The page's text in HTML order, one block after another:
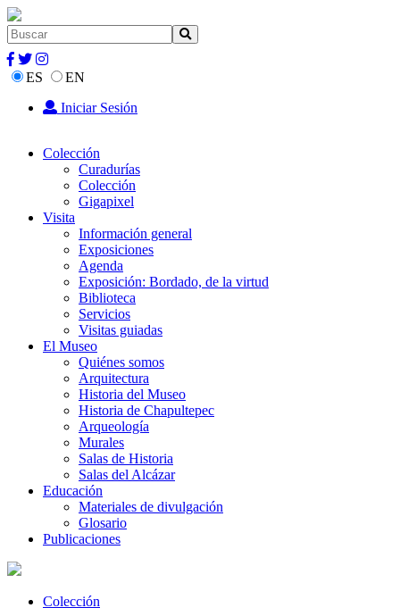
ES
EN
Iniciar Sesión
Colección
Curadurías
Colección
Gigapixel
Visita
Información general
Exposiciones
Agenda
Exposición: Bordado, de la virtud
Biblioteca
Servicios
Visitas guiadas
El Museo
Quiénes somos
Arquitectura
Historia del Museo
Historia de Chapultepec
Arqueología
Murales
Salas de Historia
Salas del Alcázar
Educación
Materiales de divulgación
Glosario
Publicaciones
Colección